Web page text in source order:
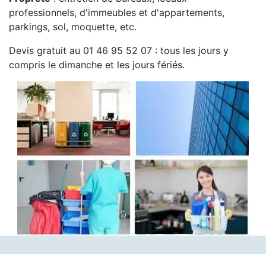
professionnels, d'immeubles et d'appartements,
parkings, sol, moquette, etc.
Devis gratuit au 01 46 95 52 07 : tous les jours y
compris le dimanche et les jours fériés.